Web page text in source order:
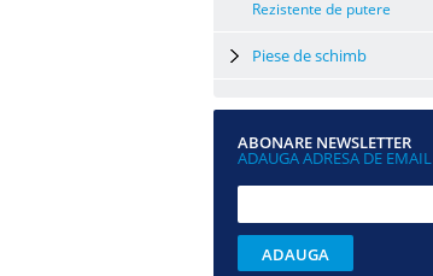
Rezistente de putere
Piese de schimb
ABONARE NEWSLETTER
ADAUGA ADRESA DE EMAIL